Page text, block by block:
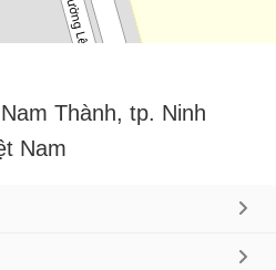
Thành, tp. Ninh
Nam